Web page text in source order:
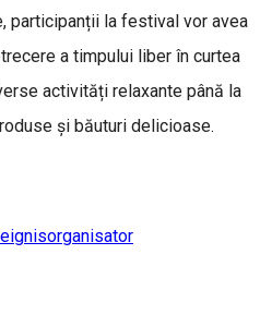
participanții la festival vor avea
a timpului liber în curtea
activități relaxante până la
și băuturi delicioase.